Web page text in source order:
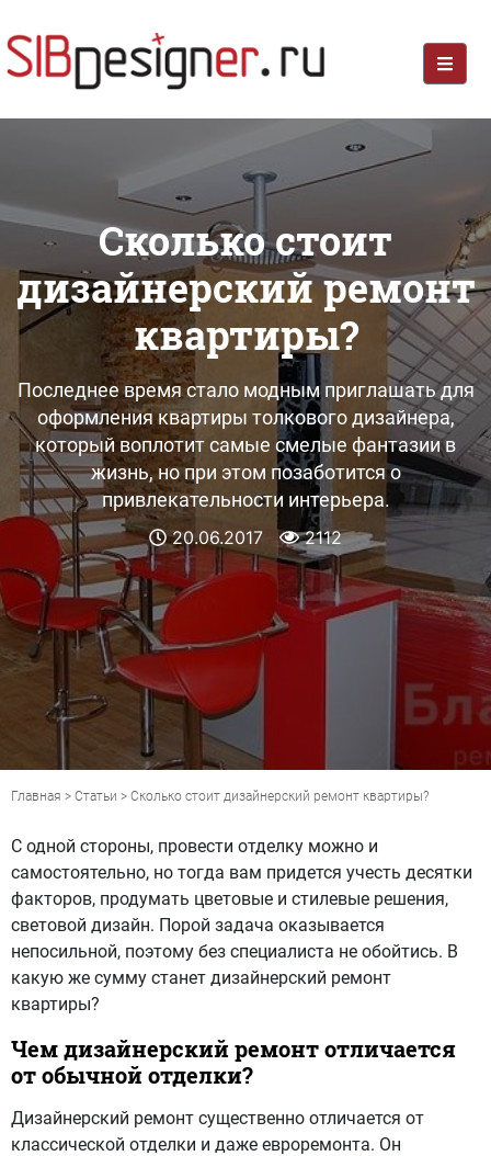
Сколько стоит
дизайнерский ремонт
квартиры?
Последнее время стало модным приглашать для
оформления квартиры толкового дизайнера,
который воплотит самые смелые фантазии в
жизнь, но при этом позаботится о
привлекательности интерьера.
20.06.2017 2112
Главная > Статьи > Сколько стоит дизайнерский ремонт квартиры?
С одной стороны, провести отделку можно и
самостоятельно, но тогда вам придется учесть десятки
факторов, продумать цветовые и стилевые решения,
световой дизайн. Порой задача оказывается
непосильной, поэтому без специалиста не обойтись. В
какую же сумму станет дизайнерский ремонт
квартиры?
Чем дизайнерский ремонт отличается
от обычной отделки?
Дизайнерский ремонт существенно отличается от
классической отделки и даже евроремонта. Он